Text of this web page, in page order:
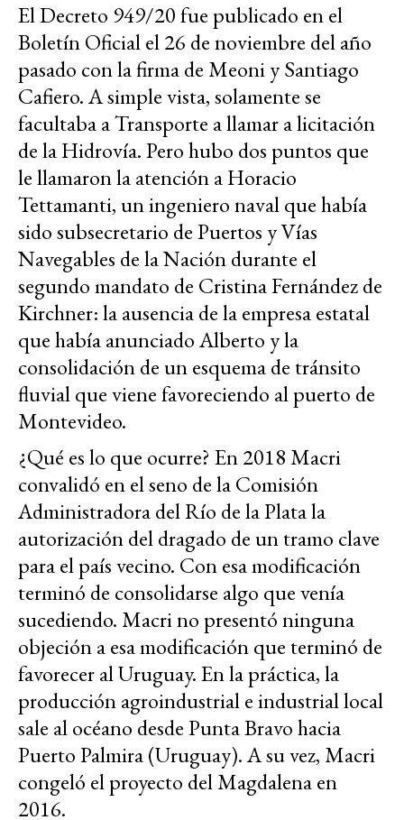
El Decreto 949/20 fue publicado en el
Boletín Oficial el 26 de noviembre del año
pasado con la firma de Meoni y Santiago
Cafiero. A simple vista, solamente se
facultaba a Transporte a llamar a licitación
de la Hidrovía. Pero hubo dos puntos que
le llamaron la atención a Horacio
Tettamanti, un ingeniero naval que había
sido subsecretario de Puertos y Vías
Navegables de la Nación durante el
segundo mandato de Cristina Fernández de
Kirchner: la ausencia de la empresa estatal
que había anunciado Alberto y la
consolidación de un esquema de tránsito
fluvial que viene favoreciendo al puerto de
Montevideo.
¿Qué es lo que ocurre? En 2018 Macri
convalidó en el seno de la Comisión
Administradora del Río de la Plata la
autorización del dragado de un tramo clave
para el país vecino. Con esa modificación
terminó de consolidarse algo que venía
sucediendo. Macri no presentó ninguna
objeción a esa modificación que terminó de
favorecer al Uruguay. En la práctica, la
producción agroindustrial e industrial local
sale al océano desde Punta Bravo hacia
Puerto Palmira (Uruguay). A su vez, Macri
congeló el proyecto del Magdalena en
2016.